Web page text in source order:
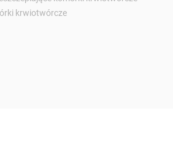
krwiotwórcze